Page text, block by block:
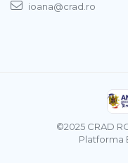
ioana@crad.ro
©2025 CRAD
Platforma